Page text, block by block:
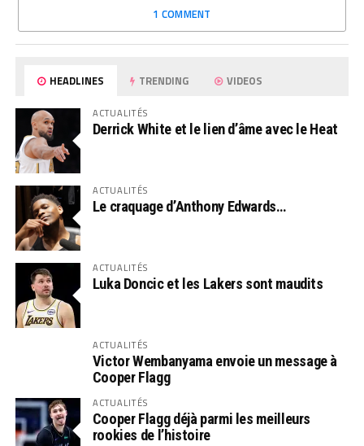
1 COMMENT
HEADLINES TRENDING VIDEOS
ACTUALITÉS
Derrick White et le lien d’âme avec le Heat
ACTUALITÉS
Le craquage d’Anthony Edwards…
ACTUALITÉS
Luka Doncic et les Lakers sont maudits
ACTUALITÉS
Victor Wembanyama envoie un message à
Cooper Flagg
ACTUALITÉS
Cooper Flagg déjà parmi les meilleurs
rookies de l’histoire